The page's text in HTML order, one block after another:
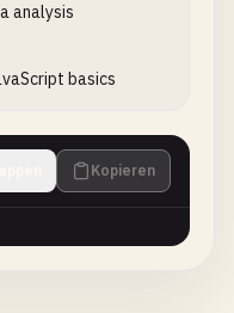
analysis
basics
Kopieren